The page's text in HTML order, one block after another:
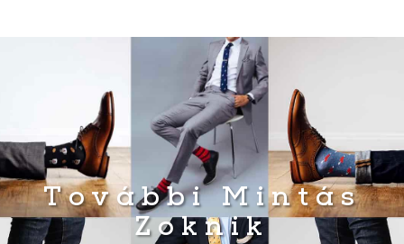
További Mintás
Zoknik